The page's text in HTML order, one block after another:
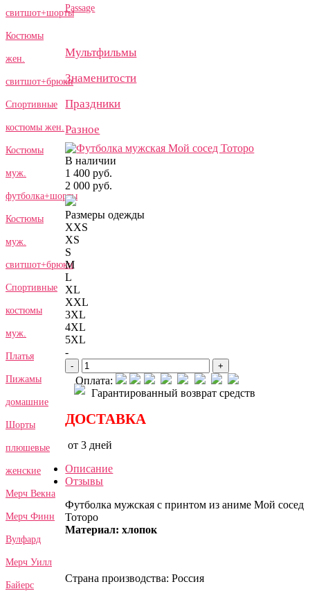
свитшот+шорты
Костюмы
жен.
свитшот+брюки
Спортивные
костюмы жен.
Костюмы
муж.
футболка+шорты
Костюмы
муж.
свитшот+брюки
Спортивные
костюмы
муж.
Платья
Пижамы
домашние
Шорты
плюшевые
женские
Мерч Векна
Мерч Финн
Вулфард
Мерч Уилл
Байерс
Passage
Мультфильмы
Знаменитости
Праздники
Разное
В наличии
1 400 руб.
2 000 руб.
Размеры одежды
XXS
XS
S
M
L
XL
XXL
3XL
4XL
5XL
-
- +
Оплата:
Гарантированный возврат средств
ДОСТАВКА
от 3 дней
Описание
Отзывы
Футболка мужская с принтом из аниме Мой сосед
Тоторо
Материал: хлопок
Страна производства: Россия